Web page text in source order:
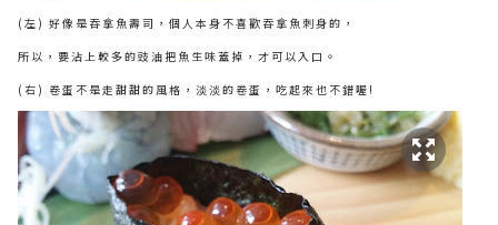
(左) 好像是吞拿魚壽司，個人本身不喜歡吞拿魚刺身的，
所以，要沾上較多的豉油把魚生味蓋掉，才可以入口。
(右) 卷蛋不是走甜甜的風格，淡淡的卷蛋，吃起來也不錯喔!